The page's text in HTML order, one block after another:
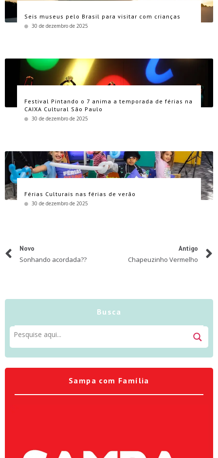
Seis museus pelo Brasil para visitar com crianças
30 de dezembro de 2025
Festival Pintando o 7 anima a temporada de férias na
CAIXA Cultural São Paulo
30 de dezembro de 2025
Férias Culturais nas férias de verão
30 de dezembro de 2025
Novo
Sonhando acordada??
Antigo
Chapeuzinho Vermelho
Busca
Sampa com Família